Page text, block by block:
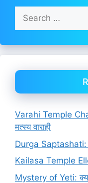
Search
for:
Varahi Temple
मत्स्य वाराही
Durga Saptashati:
Kailasa Temple
Mystery of Yeti: